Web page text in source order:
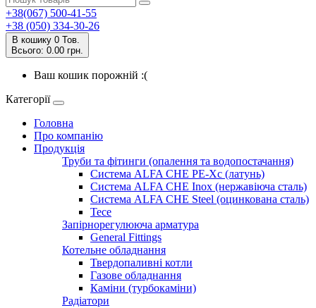
+38(067) 500-41-55
+38 (050) 334-30-26
В кошику 0 Тов.
Всього: 0.00 грн.
Ваш кошик порожній :(
Категорії
Головна
Про компанію
Продукція
Труби та фітинги (опалення та водопостачання)
Система ALFA CHE PE-Xc (латунь)
Система ALFA CHE Inox (нержавіюча сталь)
Система ALFA CHE Steel (оцинкована сталь)
Tece
Запірнорегулююча арматура
General Fittings
Котельне обладнання
Твердопаливні котли
Газове обладнання
Каміни (турбокаміни)
Радіатори